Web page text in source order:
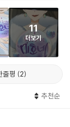
11
더보기
줄평 2
추천순